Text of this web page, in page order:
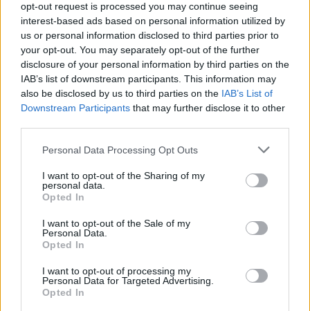
opt-out request is processed you may continue seeing
interest-based ads based on personal information utilized by
us or personal information disclosed to third parties prior to
your opt-out. You may separately opt-out of the further
disclosure of your personal information by third parties on the
IAB’s list of downstream participants. This information may
also be disclosed by us to third parties on the IAB’s List of
Downstream Participants that may further disclose it to other
Personal Data Processing Opt Outs
I want to opt-out of the Sharing of my
personal data.
Opted In
I want to opt-out of the Sale of my
Personal Data.
Opted In
I want to opt-out of processing my
Personal Data for Targeted Advertising.
Opted In
Ροή ειδήσεων Δημοφιλή
03:33
Το φαρμακείο των διακοπών: Τι να πάρετε μαζί σας
02:39
φρούτα με πρωτεΐνη και βάλτε τα στο πιάτο σας
01:40
Αυτά τα ζώδια θα ζήσουν τον απόλυτο έρωτα έως το
00:35
Prada 2» πωλούνται σε δημοπρασία